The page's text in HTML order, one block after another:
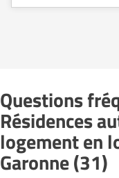
Questions
Résidences
logement en
Garonne (31)